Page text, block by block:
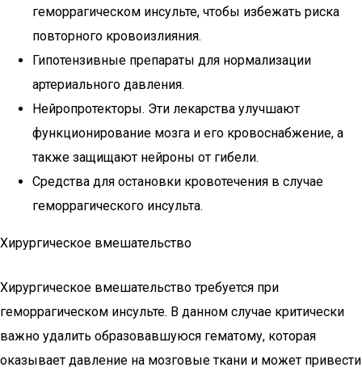
геморрагическом инсульте, чтобы избежать риска
повторного кровоизлияния.
Гипотензивные препараты для нормализации
артериального давления.
Нейропротекторы. Эти лекарства улучшают
функционирование мозга и его кровоснабжение, а
также защищают нейроны от гибели.
Средства для остановки кровотечения в случае
геморрагического инсульта.
Хирургическое вмешательство
Хирургическое вмешательство требуется при
геморрагическом инсульте. В данном случае критически
важно удалить образовавшуюся гематому, которая
оказывает давление на мозговые ткани и может привести